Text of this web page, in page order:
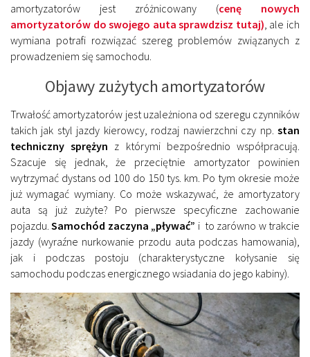
amortyzatorów jest zróżnicowany (cenę nowych
amortyzatorów do swojego auta sprawdzisz tutaj) , ale ich
wymiana potrafi rozwiązać szereg problemów związanych z
prowadzeniem się samochodu.
Objawy zużytych amortyzatorów
Trwałość amortyzatorów jest uzależniona od szeregu czynników
takich jak styl jazdy kierowcy, rodzaj nawierzchni czy np. stan
techniczny sprężyn z którymi bezpośrednio współpracują.
Szacuje się jednak, że przeciętnie amortyzator powinien
wytrzymać dystans od 100 do 150 tys. km. Po tym okresie może
już wymagać wymiany. Co może wskazywać, że amortyzatory
auta są już zużyte? Po pierwsze specyficzne zachowanie
pojazdu.Samochód zaczyna „pływać” i to zarówno w trakcie
jazdy (wyraźne nurkowanie przodu auta podczas hamowania),
jak i podczas postoju (charakterystyczne kołysanie się
samochodu podczas energicznego wsiadania do jego kabiny).